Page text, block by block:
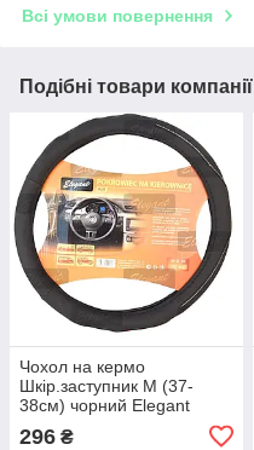
Всі умови повернення
Подібні товари компанії
Чохол на кермо
Шкір.заступник M (37-
38см) чорний Elegant
296 ₴